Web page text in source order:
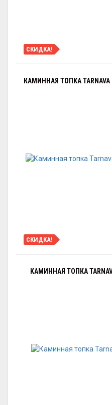
СКИДКА!
КАМИННАЯ ТОПКА TARNAVA
СКИДКА!
КАМИННАЯ ТОПКА